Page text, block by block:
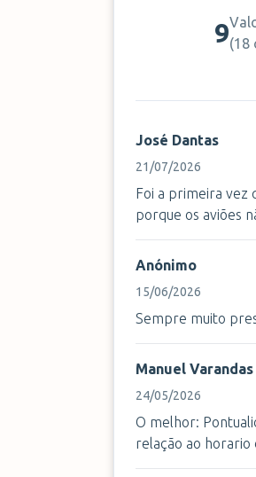
9(18
José Dantas
21/07/2026
Foi a primeira vez
porque os aviões
Anónimo
15/06/2026
Sempre muito
Manuel Varandas
24/05/2026
O melhor:
relação ao horario